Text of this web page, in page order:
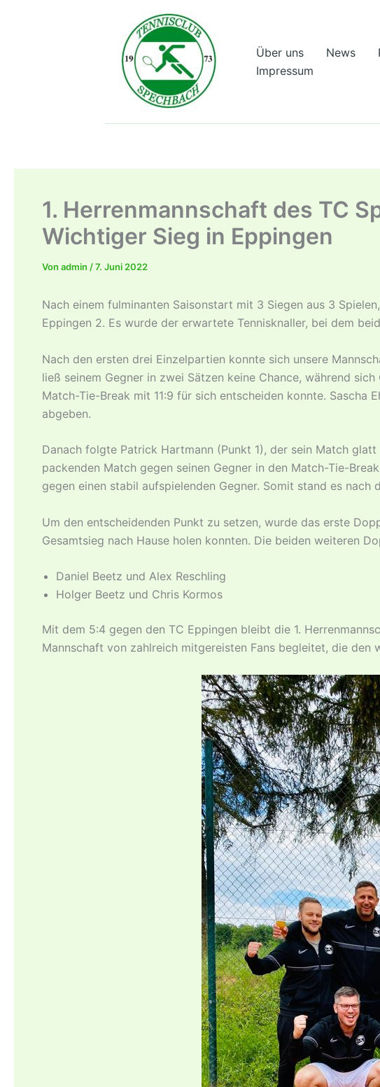
Über uns News
Impressum
1. Herrenmannschaft des TC
Wichtiger Sieg in Eppingen
Von admin /7. Juni 2022
Nach einem fulminanten Saisonstart mit 3 Siegen aus 3
Eppingen 2. Es wurde der erwartete Tennisknaller, bei dem
Nach den ersten drei Einzelpartien konnte sich unsere
ließ seinem Gegner in zwei Sätzen keine Chance, während
Match-Tie-Break mit 11:9 für sich entscheiden konnte. Sascha
abgeben.
Danach folgte Patrick Hartmann (Punkt 1), der sein Match
packenden Match gegen seinen Gegner in den Match-Tie-
gegen einen stabil aufspielenden Gegner. Somit stand es
Um den entscheidenden Punkt zu setzen, wurde das erste
Gesamtsieg nach Hause holen konnten. Die beiden weiteren
Daniel Beetz und Alex Reschling
Holger Beetz und Chris Kormos
Mit dem 5:4 gegen den TC Eppingen bleibt die 1.
Mannschaft von zahlreich mitgereisten Fans begleitet, die